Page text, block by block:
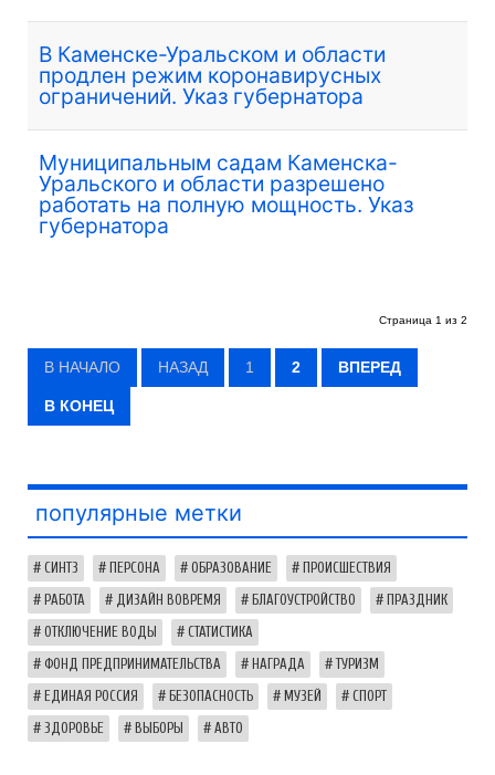
В Каменске-Уральском и области
продлен режим коронавирусных
ограничений. Указ губернатора
Муниципальным садам Каменска-
Уральского и области разрешено
работать на полную мощность. Указ
губернатора
Страница 1 из 2
В НАЧАЛО НАЗАД 1 2 ВПЕРЕД
В КОНЕЦ
популярные метки
СИНТЗ ПЕРСОНА ОБРАЗОВАНИЕ ПРОИСШЕСТВИЯ
РАБОТА ДИЗАЙН ВОВРЕМЯ БЛАГОУСТРОЙСТВО ПРАЗДНИК
ОТКЛЮЧЕНИЕ ВОДЫ СТАТИСТИКА
ФОНД ПРЕДПРИНИМАТЕЛЬСТВА НАГРАДА ТУРИЗМ
ЕДИНАЯ РОССИЯ БЕЗОПАСНОСТЬ МУЗЕЙ СПОРТ
ЗДОРОВЬЕ ВЫБОРЫ АВТО